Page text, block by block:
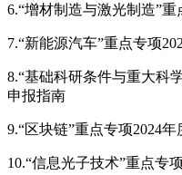
6.“增材制造与激光制造”
7.“新能源汽车”重点专项
8.“基础科研条件与重大科
申报指南
9.“区块链”重点专项2024
10.“信息光子技术”重点专